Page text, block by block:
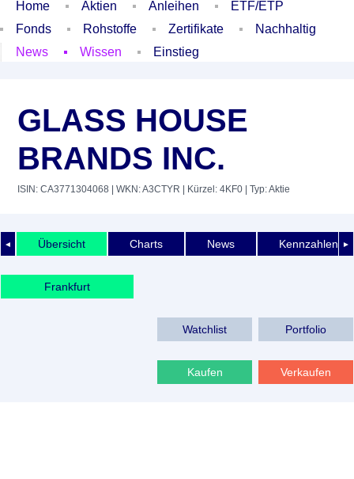
Home Aktien Anleihen
ETF/ETP
Fonds
Rohstoffe Zertifikate
Nachhaltig
News
Wissen Einstieg
GLASS HOUSE
BRANDS INC.
ISIN: CA3771304068 | WKN: A3CTYR | Kürzel: 4KF0 | Typ: Aktie
◄ ►
Übersicht Charts News Kennzahlen
Frankfurt
Watchlist Portfolio
Kaufen Verkaufen